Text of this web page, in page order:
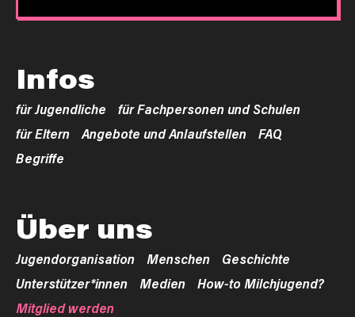
Infos
für Jugendliche
für Fachpersonen und Schulen
für Eltern
Angebote und Anlaufstellen
FAQ
Begriffe
Über uns
Jugendorganisation Menschen
Geschichte
Unterstützer*innen
Medien
How-to Milchjugend?
Mitglied werden